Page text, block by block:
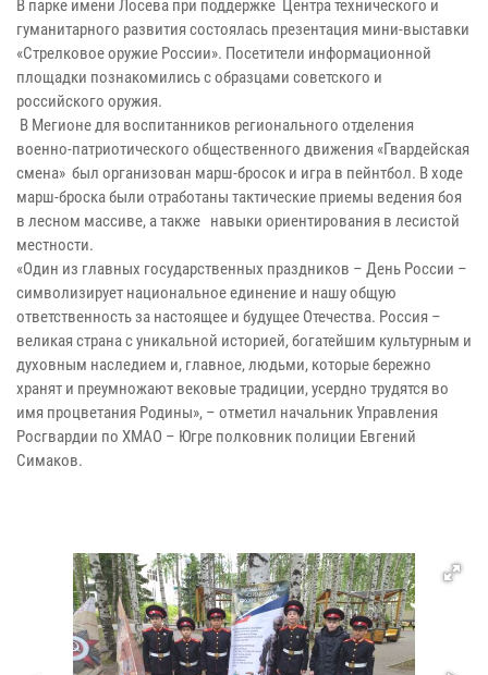
В парке имени Лосева при поддержке Центра технического и
гуманитарного развития состоялась презентация мини-выставки
«Стрелковое оружие России». Посетители информационной
площадки познакомились с образцами советского и
российского оружия.
В Мегионе для воспитанников регионального отделения
военно-патриотического общественного движения «Гвардейская
смена» был организован марш-бросок и игра в пейнтбол. В ходе
марш-броска были отработаны тактические приемы ведения боя
в лесном массиве, а также навыки ориентирования в лесистой
местности.
«Один из главных государственных праздников – День России –
символизирует национальное единение и нашу общую
ответственность за настоящее и будущее Отечества. Россия –
великая страна с уникальной историей, богатейшим культурным и
духовным наследием и, главное, людьми, которые бережно
хранят и преумножают вековые традиции, усердно трудятся во
имя процветания Родины», – отметил начальник Управления
Росгвардии по ХМАО – Югре полковник полиции Евгений
Симаков.